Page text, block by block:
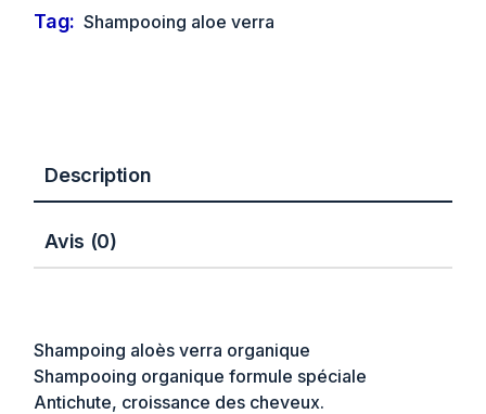
Tag: Shampooing aloe verra
Description
Avis (0)
Shampoing aloès verra organique
Shampooing organique formule spéciale
Antichute, croissance des cheveux.